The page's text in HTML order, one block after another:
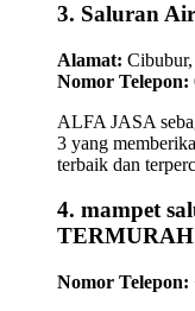
3. Saluran
Alamat:
Nomor Telepon:
ALFA JASA
3 yang
terbaik dan
4. mampet
TERMURAH
Nomor Telepon: